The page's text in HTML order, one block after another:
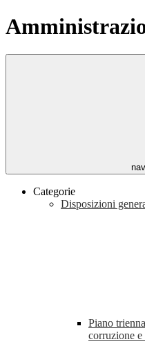
Categorie
Disposizioni
Piano
corruzione e